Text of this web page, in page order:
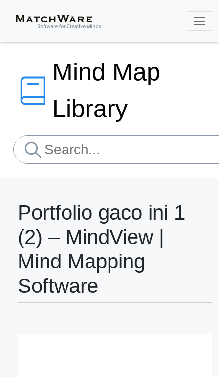
Mind Map
Library
Portfolio gaco ini 1
(2) – MindView |
Mind Mapping
Software